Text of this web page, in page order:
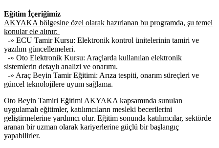
Eğitim İçeriğimiz
AKYAKA bölgesine özel olarak hazırlanan bu programda, şu temel
konular ele alınır:
-» ECU Tamir Kursu: Elektronik kontrol ünitelerinin tamiri ve
yazılım güncellemeleri.
-» Oto Elektronik Kursu: Araçlarda kullanılan elektronik
sistemlerin detaylı analizi ve onarımı.
-» Araç Beyin Tamir Eğitimi: Arıza tespiti, onarım süreçleri ve
güncel teknolojilere uyum sağlama.
Oto Beyin Tamiri Eğitimi AKYAKA kapsamında sunulan
uygulamalı eğitimler, katılımcıların mesleki becerilerini
geliştirmelerine yardımcı olur. Eğitim sonunda katılımcılar, sektörde
aranan bir uzman olarak kariyerlerine güçlü bir başlangıç
yapabilirler.